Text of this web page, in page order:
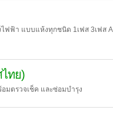
ฟ้า แบบแห้งทุกชนิด 1เฟส 3เฟส
ทย)
มตรวจเช็ค และซ่อมบำรุง